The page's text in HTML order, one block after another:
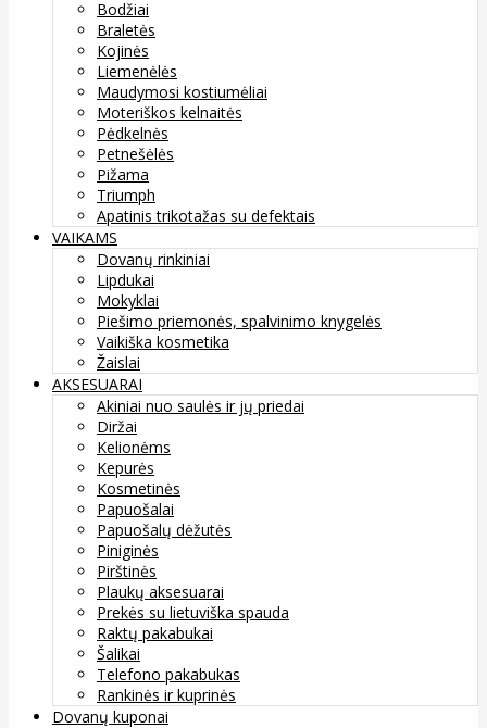
Bodžiai
Braletės
Kojinės
Liemenėlės
Maudymosi kostiumėliai
Moteriškos kelnaitės
Pėdkelnės
Petnešėlės
Pižama
Triumph
Apatinis trikotažas su defektais
VAIKAMS
Dovanų rinkiniai
Lipdukai
Mokyklai
Piešimo priemonės, spalvinimo knygelės
Vaikiška kosmetika
Žaislai
AKSESUARAI
Akiniai nuo saulės ir jų priedai
Diržai
Kelionėms
Kepurės
Kosmetinės
Papuošalai
Papuošalų dėžutės
Piniginės
Pirštinės
Plaukų aksesuarai
Prekės su lietuviška spauda
Raktų pakabukai
Šalikai
Telefono pakabukas
Rankinės ir kuprinės
Dovanų kuponai